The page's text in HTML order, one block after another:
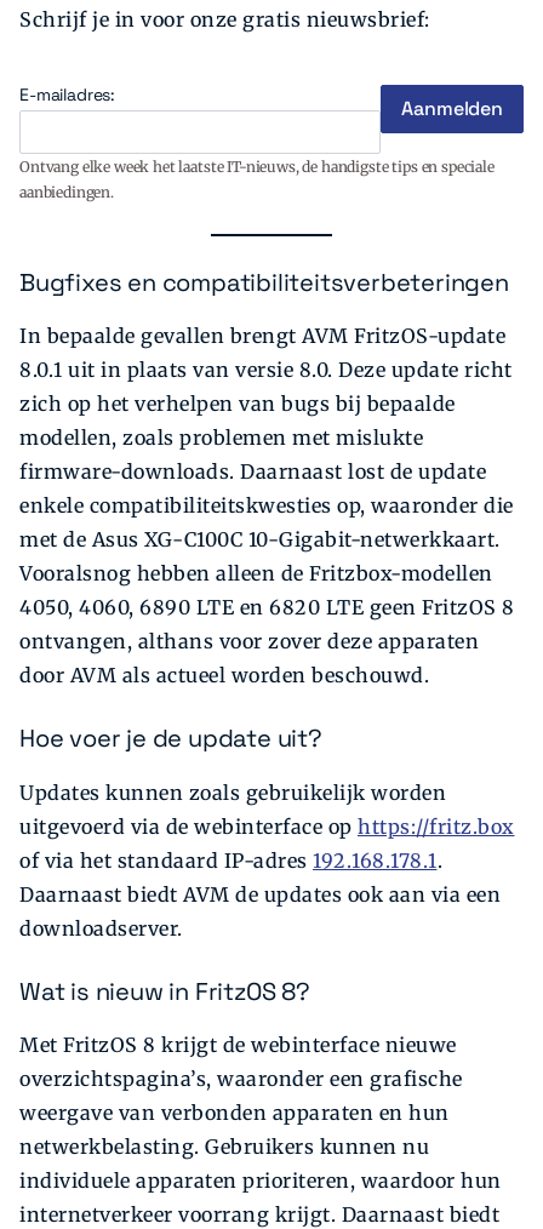
Schrijf je in voor onze gratis nieuwsbrief:
E-mailadres:
Ontvang elke week het laatste IT-nieuws, de handigste tips en speciale
aanbiedingen.
Bugfixes en compatibiliteitsverbeteringen
In bepaalde gevallen brengt AVM FritzOS-update
8.0.1 uit in plaats van versie 8.0. Deze update richt
zich op het verhelpen van bugs bij bepaalde
modellen, zoals problemen met mislukte
firmware-downloads. Daarnaast lost de update
enkele compatibiliteitskwesties op, waaronder die
met de Asus XG-C100C 10-Gigabit-netwerkkaart.
Vooralsnog hebben alleen de Fritzbox-modellen
4050, 4060, 6890 LTE en 6820 LTE geen FritzOS 8
ontvangen, althans voor zover deze apparaten
door AVM als actueel worden beschouwd.
Hoe voer je de update uit?
Updates kunnen zoals gebruikelijk worden
uitgevoerd via de webinterface op https://fritz.box
of via het standaard IP-adres 192.168.178.1 .
Daarnaast biedt AVM de updates ook aan via een
downloadserver.
Wat is nieuw in FritzOS 8?
Met FritzOS 8 krijgt de webinterface nieuwe
overzichtspagina’s, waaronder een grafische
weergave van verbonden apparaten en hun
netwerkbelasting. Gebruikers kunnen nu
individuele apparaten prioriteren, waardoor hun
internetverkeer voorrang krijgt. Daarnaast biedt